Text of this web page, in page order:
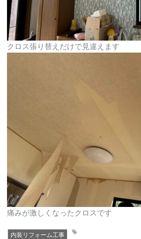
クロス張り替えだけで見違えます
痛みが激しくなったクロスです
内装リフォーム工事